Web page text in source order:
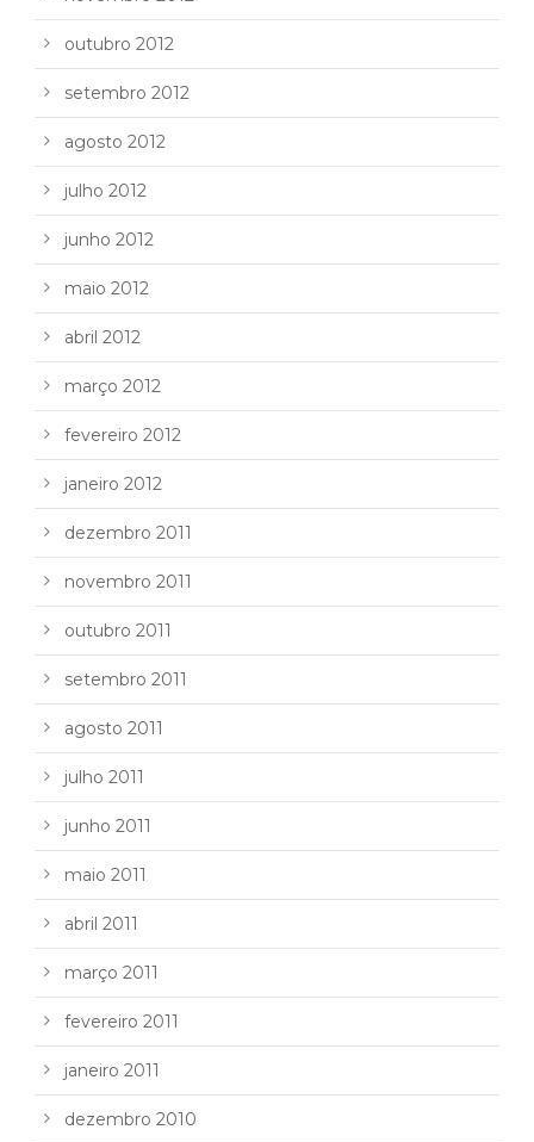
outubro 2012
setembro 2012
agosto 2012
julho 2012
junho 2012
maio 2012
abril 2012
março 2012
fevereiro 2012
janeiro 2012
dezembro 2011
novembro 2011
outubro 2011
setembro 2011
agosto 2011
julho 2011
junho 2011
maio 2011
abril 2011
março 2011
fevereiro 2011
janeiro 2011
dezembro 2010